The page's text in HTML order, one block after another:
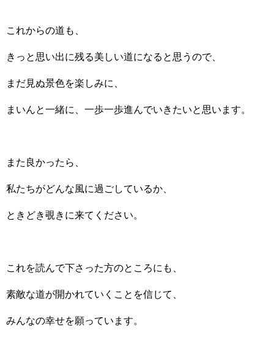
これからの道も、
きっと思い出に残る美しい道になると思うので、
まだ見ぬ景色を楽しみに、
まいんと一緒に、一歩一歩進んでいきたいと思います。
また良かったら、
私たちがどんな風に過ごしているか、
ときどき覗きに来てください。
これを読んで下さった方のところにも、
素敵な道が開かれていくことを信じて、
みんなの幸せを願っています。